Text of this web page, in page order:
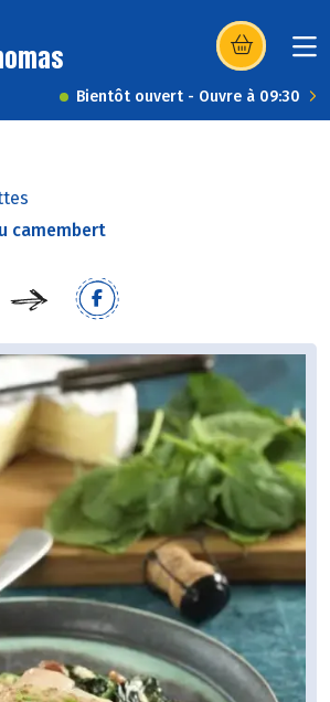
(s’ouvre dans
Bientôt ouvert - Ouvre à 09:30
camembert